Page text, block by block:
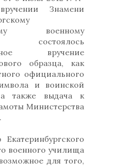
Знамени
военному
состоялось
вручение
образца, как
официального
и воинской
также выдача к
Министерства
Екатеринбургского
военного училища
для того,